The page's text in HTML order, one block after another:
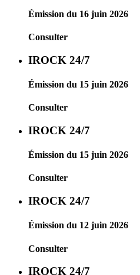
Émission du 16 juin 2026
Consulter
IROCK 24/7
Émission du 15 juin 2026
Consulter
IROCK 24/7
Émission du 15 juin 2026
Consulter
IROCK 24/7
Émission du 12 juin 2026
Consulter
IROCK 24/7